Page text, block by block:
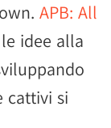
APB: All
idee alla
cattivi si